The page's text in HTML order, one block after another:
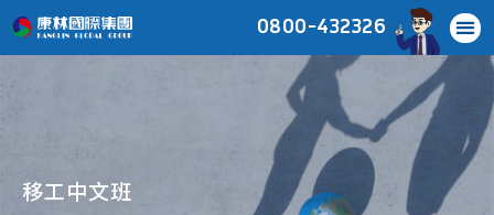
0800-432326
移工中文班